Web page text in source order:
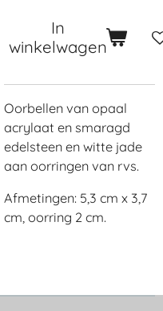
In
winkelwagen
Oorbellen van opaal
acrylaat en smaragd
edelsteen en witte jade
aan oorringen van rvs.
Afmetingen: 5,3 cm x 3,7
cm, oorring 2 cm.